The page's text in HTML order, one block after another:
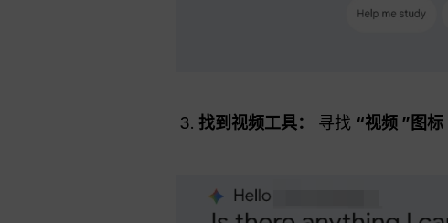
找到视频工具： 寻找 “视频 ”图标